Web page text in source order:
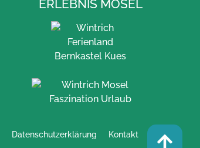
ERLEBNIS MOSEL
Datenschutzerklärung Kontakt